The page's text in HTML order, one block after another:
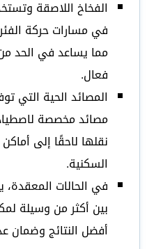
الفخاخ اللاصقة
في مسارات حركة
مما يساعد في الحد
فعال.
المصائد الحية التي
مصائد مخصصة لاصطياد
نقلها لاحقًا إلى
السكنية.
في الحالات
بين أكثر من وسيلة
أفضل النتائج وضمان